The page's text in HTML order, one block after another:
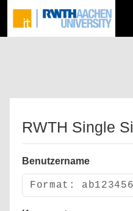
RWTH Single
Benutzername